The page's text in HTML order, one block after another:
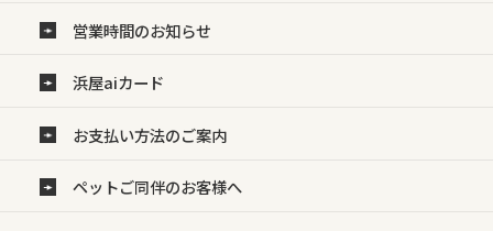
営業時間のお知らせ
浜屋aiカード
お支払い方法のご案内
ペットご同伴のお客様へ